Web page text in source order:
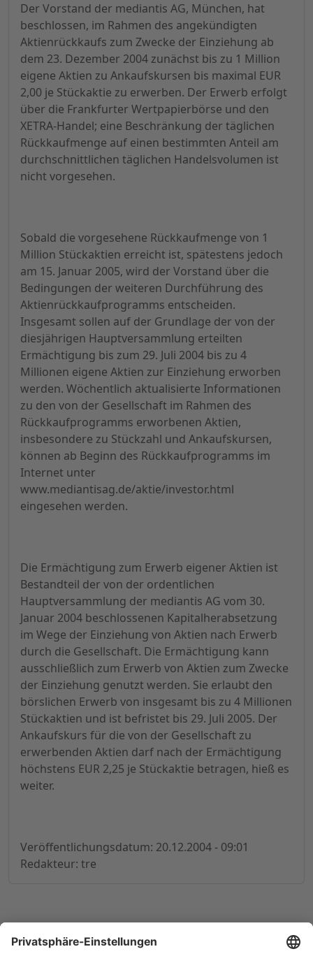
Der Vorstand der mediantis AG, München, hat
beschlossen, im Rahmen des angekündigten
Aktienrückkaufs zum Zwecke der Einziehung ab
dem 23. Dezember 2004 zunächst bis zu 1 Million
eigene Aktien zu Ankaufskursen bis maximal EUR
2,00 je Stückaktie zu erwerben. Der Erwerb erfolgt
über die Frankfurter Wertpapierbörse und den
XETRA-Handel; eine Beschränkung der täglichen
Rückkaufmenge auf einen bestimmten Anteil am
durchschnittlichen täglichen Handelsvolumen ist
nicht vorgesehen.
Sobald die vorgesehene Rückkaufmenge von 1
Million Stückaktien erreicht ist, spätestens jedoch
am 15. Januar 2005, wird der Vorstand über die
Bedingungen der weiteren Durchführung des
Aktienrückkaufprogramms entscheiden.
Insgesamt sollen auf der Grundlage der von der
diesjährigen Hauptversammlung erteilten
Ermächtigung bis zum 29. Juli 2004 bis zu 4
Millionen eigene Aktien zur Einziehung erworben
werden. Wöchentlich aktualisierte Informationen
zu den von der Gesellschaft im Rahmen des
Rückkaufprogramms erworbenen Aktien,
insbesondere zu Stückzahl und Ankaufskursen,
können ab Beginn des Rückkaufprogramms im
Internet unter
www.mediantisag.de/aktie/investor.html
eingesehen werden.
Die Ermächtigung zum Erwerb eigener Aktien ist
Bestandteil der von der ordentlichen
Hauptversammlung der mediantis AG vom 30.
Januar 2004 beschlossenen Kapitalherabsetzung
im Wege der Einziehung von Aktien nach Erwerb
durch die Gesellschaft. Die Ermächtigung kann
ausschließlich zum Erwerb von Aktien zum Zwecke
der Einziehung genutzt werden. Sie erlaubt den
börslichen Erwerb von insgesamt bis zu 4 Millionen
Stückaktien und ist befristet bis 29. Juli 2005. Der
Ankaufskurs für die von der Gesellschaft zu
erwerbenden Aktien darf nach der Ermächtigung
höchstens EUR 2,25 je Stückaktie betragen, hieß es
weiter.
Veröffentlichungsdatum: 20.12.2004 - 09:01
Redakteur: tre
© 1998-2026by GSC Research GmbH